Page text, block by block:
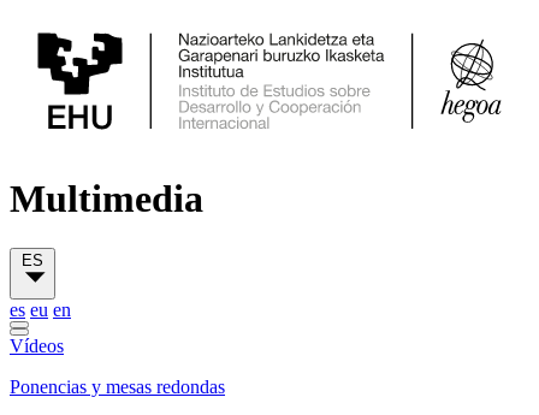
Multimedia
ES
es eu en
Vídeos
Ponencias y mesas redondas